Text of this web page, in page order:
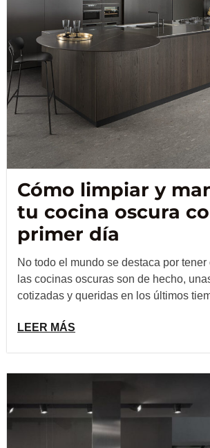
Cómo limpiar y
tu cocina oscura
primer día
No todo el mundo se destaca por
las cocinas oscuras son de hecho,
cotizadas y queridas en los últimos
LEER MÁS